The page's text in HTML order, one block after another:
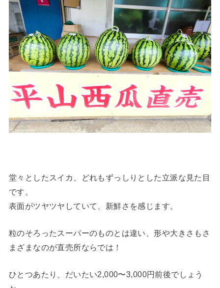
堂々としたスイカ、どれもずっしりとした立派な見た目
です。
表面がツヤツヤしていて、新鮮さを感じます。
粒のそろったスーパーのものとは違い、形や大きさもさ
まざまなのが直売所ならでは！
ひとつあたり、だいたい2,000〜3,000円前後でしょう